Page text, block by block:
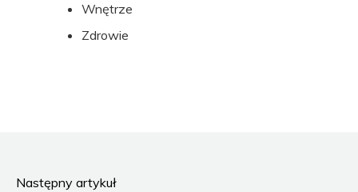
Wnętrze
Zdrowie
Następny artykuł